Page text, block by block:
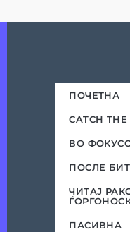
ПОЧЕТНА
CATCH THE
ВО
ПОСЛЕ
ЧИТАЈ
ПАСИВНА